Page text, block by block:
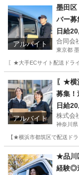
ドラ
アルバイト
墨田区
バー募
日給
合同会
東京都
〖★大手ECサイト配送ドラ
ドラ
アルバイト
〖★横
募集！
日給
株式会
神奈川
【★横浜市都筑区で配送ド
ド
★品川
経験◎